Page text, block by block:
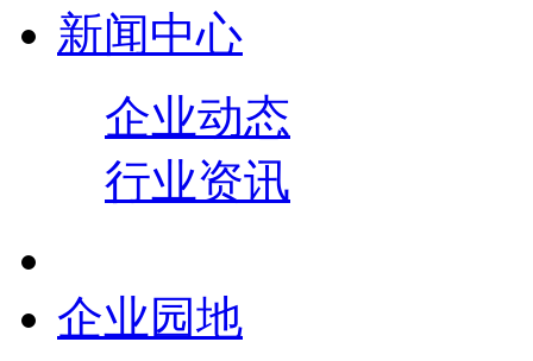
新闻中心
企业动态
行业资讯
企业园地